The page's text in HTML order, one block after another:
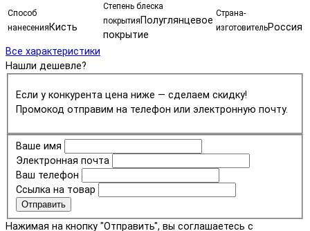
Способ
нанесения Кисть
Степень блеска
покрытия Полуглянцевое
покрытие
Страна-
изготовительРоссия
Все характеристики
Нашли дешевле?
Если у конкурента цена ниже — сделаем скидку!
Промокод отправим на телефон или электронную почту.
Ваше имя
Электронная почта
Ваш телефон
Ссылка на товар
Отправить
Нажимая на кнопку "Отправить", вы соглашаетесь с